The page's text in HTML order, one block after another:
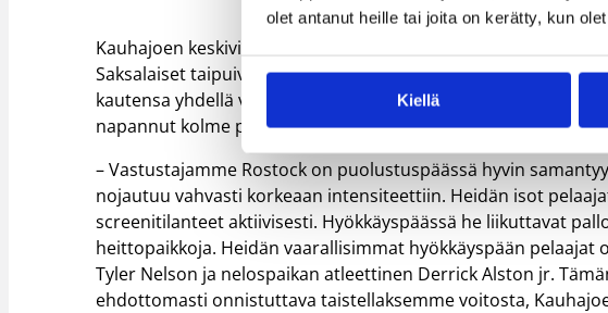
olet antanut heille tai joita on kerätty, kun
Kiellä
Kauhajoen keskiviikkoinen vastustaja Rostock koki
Saksalaiset taipuivat kyproslaiselle Petrolina AEK:lle 78–76.
kautensa yhdellä voitolla ja kahdella tappiolla. Korisliiga-
napannut kolme peräkkäistä voittoa kotimaan sarjassa.
– Vastustajamme Rostock on puolustuspäässä hyvin
nojautuu vahvasti korkeaan intensiteettiin. Heidän isot
screenitilanteet aktiivisesti. Hyökkäyspäässä he liikuttavat
heittopaikkoja. Heidän vaarallisimmat hyökkäyspään pelaajat
Tyler Nelson ja nelospaikan atleettinen Derrick Alston jr.
ehdottomasti onnistuttava taistellaksemme voitosta,